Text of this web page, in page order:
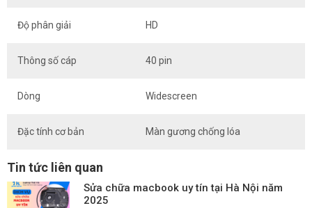
Độ phân giải HD
Thông số cáp 40 pin
Dòng Widescreen
Đặc tính cơ bản Màn gương chống lóa
Tin tức liên quan
Sửa chữa macbook uy tín tại Hà Nội năm
2025